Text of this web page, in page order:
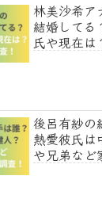
林美沙希ア
結婚してる
氏や現在は
後呂有紗の
熱愛彼氏は
や兄弟など